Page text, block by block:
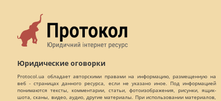
Юридические оговорки
Protocol.ua обладает авторскими правами на информацию, размещенную на
веб - страницах данного ресурса, если не указано иное. Под информацией
понимаются тексты, комментарии, статьи, фотоизображения, рисунки, ящик-
шота, сканы, видео, аудио, другие материалы. При использовании материалов,